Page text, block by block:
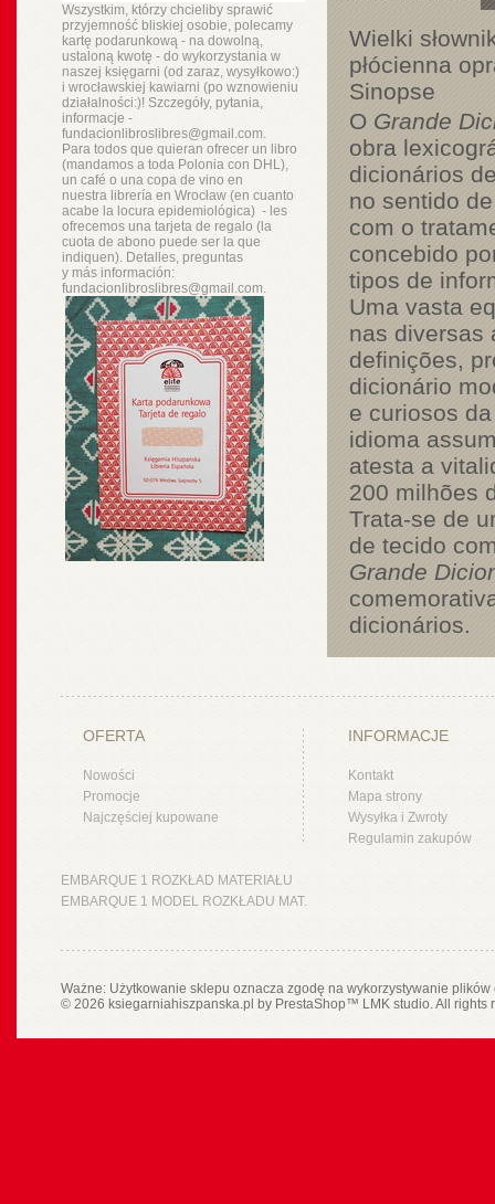
Wszystkim, którzy chcieliby sprawić
przyjemność bliskiej osobie, polecamy
kartę podarunkową - na dowolną,
ustaloną kwotę - do wykorzystania w
naszej księgarni (od zaraz, wysyłkowo:)
i wrocławskiej kawiarni (po wznowieniu
działalności:)! Szczegóły, pytania,
informacje -
fundacionlibroslibres@gmail.com.
Para todos que quieran ofrecer un libro
(mandamos a toda Polonia con DHL),
un café o una copa de vino en
nuestra libreríaen Wrocław (en cuanto
acabe la locura epidemiológica) - les
ofrecemos una tarjeta de regalo (la
cuota de abono puede ser la que
indiquen). Detalles, preguntas
y másinformación:
fundacionlibroslibres@gmail.com.
Wielki
płócienna
Sinopse
O Grande
obra
dicionários
no sentido
com o
concebido
tipos de
Uma vasta
nas diversas
definições,
dicionário
e curiosos
idioma
atesta a
200 milhões
Trata-se de
de tecido
Grande
dicionários.
OFERTA
Nowości
Promocje
Najczęściej kupowane
INFORMACJE
Kontakt
Mapa strony
Wysyłka i Zwroty
Regulamin zakupów
EMBARQUE 1 ROZKŁAD MATERIAŁU
EMBARQUE 1 MODEL ROZKŁADU MAT.
Ważne: Użytkowanie sklepu oznacza zgodę na wykorzystywanie
© 2026 ksiegarniahiszpanska.pl by PrestaShop™ LMK studio. All rights